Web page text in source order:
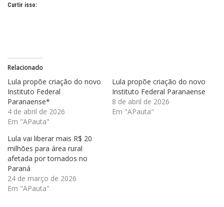
Curtir isso:
Relacionado
Lula propõe criação do novo
Instituto Federal
Paranaense*
4 de abril de 2026
Em "APauta"
Lula propõe criação do novo
Instituto Federal Paranaense
8 de abril de 2026
Em "APauta"
Lula vai liberar mais R$ 20
milhões para área rural
afetada por tornados no
Paraná
24 de março de 2026
Em "APauta"